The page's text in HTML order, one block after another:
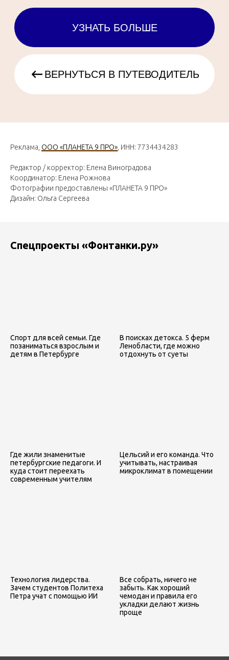
Реклама, ООО «ПЛАНЕТА 9 ПРО» , ИНН: 7734434283
Редактор / корректор: Елена Виноградова
Координатор: Елена Рожнова
Фотографии предоставлены «ПЛАНЕТА 9 ПРО»
Дизайн: Ольга Сергеева
Спецпроекты «Фонтанки.ру»
Спорт для всей семьи. Где
позаниматься взрослым и
детям в Петербурге
В поисках детокса. 5 ферм
Ленобласти, где можно
отдохнуть от суеты
Где жили знаменитые
петербургские педагоги. И
куда стоит переехать
современным учителям
Цельсий и его команда. Что
учитывать, настраивая
микроклимат в помещении
Технология лидерства.
Зачем студентов Политеха
Петра учат с помощью ИИ
Все собрать, ничего не
забыть. Как хороший
чемодан и правила его
укладки делают жизнь
проще